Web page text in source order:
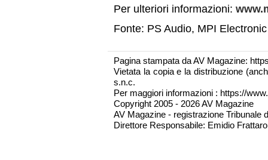
Per ulteriori informazioni:
Fonte: PS Audio, MPI Electronic
Pagina stampata da AV Magazine:
Vietata la copia e la distribuzione
s.n.c.
Per maggiori informazioni : https://
Copyright 2005 - 2026 AV Magazine
AV Magazine - registrazione Tribunale
Direttore Responsabile: Emidio